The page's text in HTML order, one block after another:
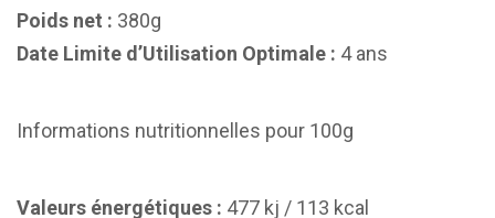
Poids net : 380g
Date Limite d’Utilisation Optimale : 4 ans
Informations nutritionnelles pour 100g
Valeurs énergétiques : 477 kj / 113 kcal